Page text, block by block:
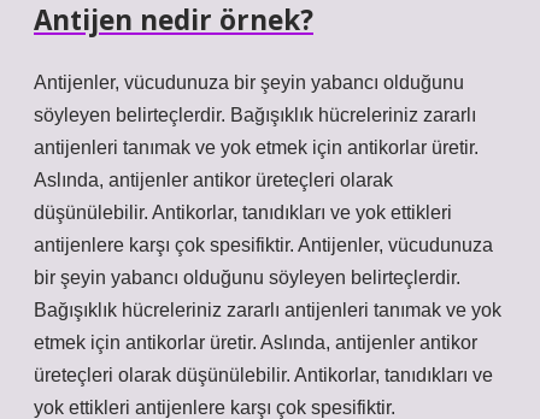
Antijen nedir örnek?
Antijenler, vücudunuza bir şeyin yabancı olduğunu
söyleyen belirteçlerdir. Bağışıklık hücreleriniz zararlı
antijenleri tanımak ve yok etmek için antikorlar üretir.
Aslında, antijenler antikor üreteçleri olarak
düşünülebilir. Antikorlar, tanıdıkları ve yok ettikleri
antijenlere karşı çok spesifiktir. Antijenler, vücudunuza
bir şeyin yabancı olduğunu söyleyen belirteçlerdir.
Bağışıklık hücreleriniz zararlı antijenleri tanımak ve yok
etmek için antikorlar üretir. Aslında, antijenler antikor
üreteçleri olarak düşünülebilir. Antikorlar, tanıdıkları ve
yok ettikleri antijenlere karşı çok spesifiktir.